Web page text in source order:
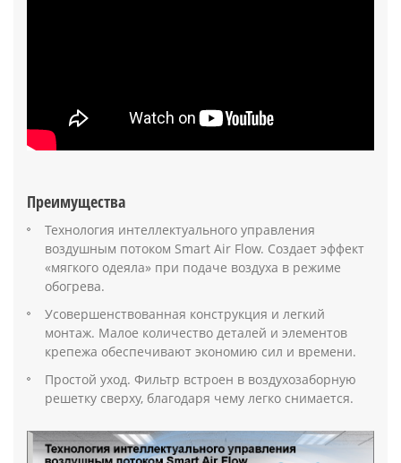
Преимущества
Технология интеллектуального управления
воздушным потоком Smart Air Flow. Создает эффект
«мягкого одеяла» при подаче воздуха в режиме
обогрева.
Усовершенствованная конструкция и легкий
монтаж. Малое количество деталей и элементов
крепежа обеспечивают экономию сил и времени.
Простой уход. Фильтр встроен в воздухозаборную
решетку сверху, благодаря чему легко снимается.